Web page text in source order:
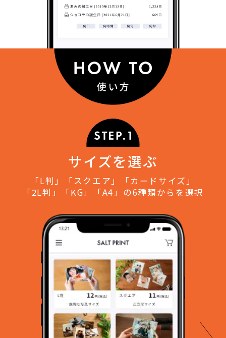
サイズを選ぶ
「L判」「スクエア」「カードサイズ」
「2L判」「KG」「A4」の6種類からを選択